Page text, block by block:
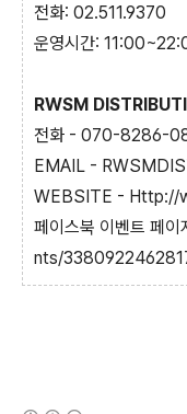
전화: 02.511.9370
운영시간:
RWSM
전화 - 070-8286-
EMAIL -
WEBSITE - Http://
페이스북 이벤트 페
nts/